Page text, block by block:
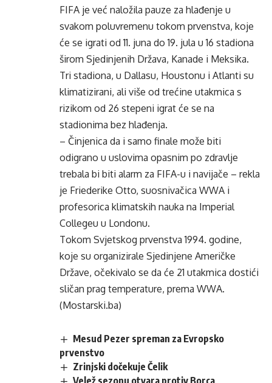
FIFA je već naložila pauze za hlađenje u
svakom poluvremenu tokom prvenstva, koje
će se igrati od 11. juna do 19. jula u 16 stadiona
širom Sjedinjenih Država, Kanade i Meksika.
Tri stadiona, u Dallasu, Houstonu i Atlanti su
klimatizirani, ali više od trećine utakmica s
rizikom od 26 stepeni igrat će se na
stadionima bez hlađenja.
– Činjenica da i samo finale može biti
odigrano u uslovima opasnim po zdravlje
trebala bi biti alarm za FIFA-u i navijače – rekla
je Friederike Otto, suosnivačica WWA i
profesorica klimatskih nauka na Imperial
Collegeu u Londonu.
Tokom Svjetskog prvenstva 1994. godine,
koje su organizirale Sjedinjene Američke
Države, očekivalo se da će 21 utakmica dostići
sličan prag temperature, prema WWA.
(Mostarski.ba)
Mesud Pezer spreman za Evropsko
prvenstvo
Zrinjski dočekuje Čelik